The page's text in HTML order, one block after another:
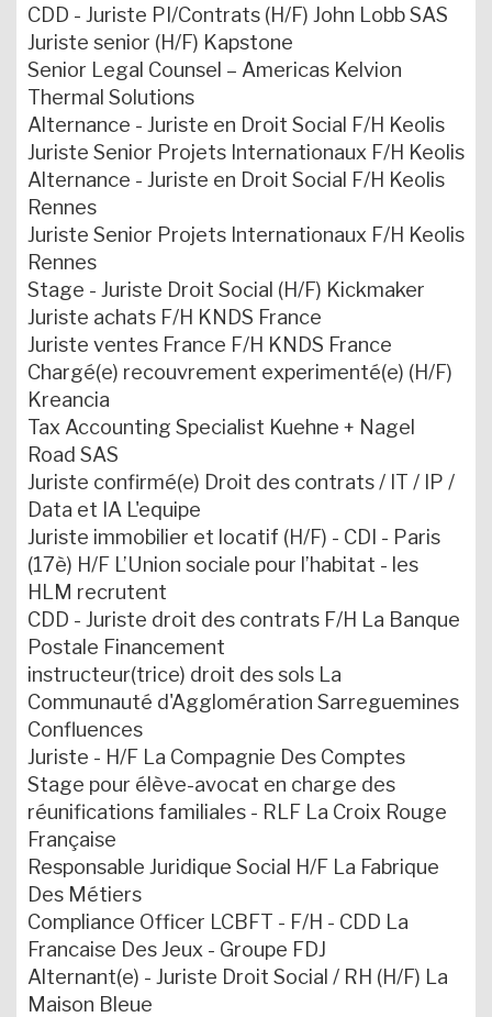
CDD - Juriste PI/Contrats (H/F) John Lobb SAS
Juriste senior (H/F) Kapstone
Senior Legal Counsel – Americas Kelvion
Thermal Solutions
Alternance - Juriste en Droit Social F/H Keolis
Juriste Senior Projets Internationaux F/H Keolis
Alternance - Juriste en Droit Social F/H Keolis
Rennes
Juriste Senior Projets Internationaux F/H Keolis
Rennes
Stage - Juriste Droit Social (H/F) Kickmaker
Juriste achats F/H KNDS France
Juriste ventes France F/H KNDS France
Chargé(e) recouvrement experimenté(e) (H/F)
Kreancia
Tax Accounting Specialist Kuehne + Nagel
Road SAS
Juriste confirmé(e) Droit des contrats / IT / IP /
Data et IA L'equipe
Juriste immobilier et locatif (H/F) - CDI - Paris
(17è) H/F L’Union sociale pour l’habitat - les
HLM recrutent
CDD - Juriste droit des contrats F/H La Banque
Postale Financement
instructeur(trice) droit des sols La
Communauté d'Agglomération Sarreguemines
Confluences
Juriste - H/F La Compagnie Des Comptes
Stage pour élève-avocat en charge des
réunifications familiales - RLF La Croix Rouge
Française
Responsable Juridique Social H/F La Fabrique
Des Métiers
Compliance Officer LCBFT - F/H - CDD La
Francaise Des Jeux - Groupe FDJ
Alternant(e) - Juriste Droit Social / RH (H/F) La
Maison Bleue